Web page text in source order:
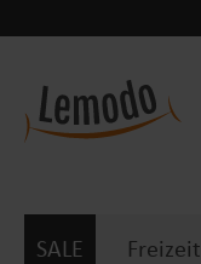
SALE Freizeit